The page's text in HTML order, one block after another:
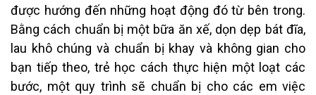
được hướng đến những hoạt động đó từ bên trong.
Bằng cách chuẩn bị một bữa ăn xế, dọn dẹp bát đĩa,
lau khô chúng và chuẩn bị khay và không gian cho
bạn tiếp theo, trẻ học cách thực hiện một loạt các
bước, một quy trình sẽ chuẩn bị cho các em việc